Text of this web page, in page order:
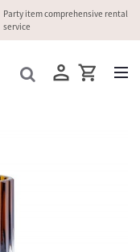
Party item comprehensive rental
service